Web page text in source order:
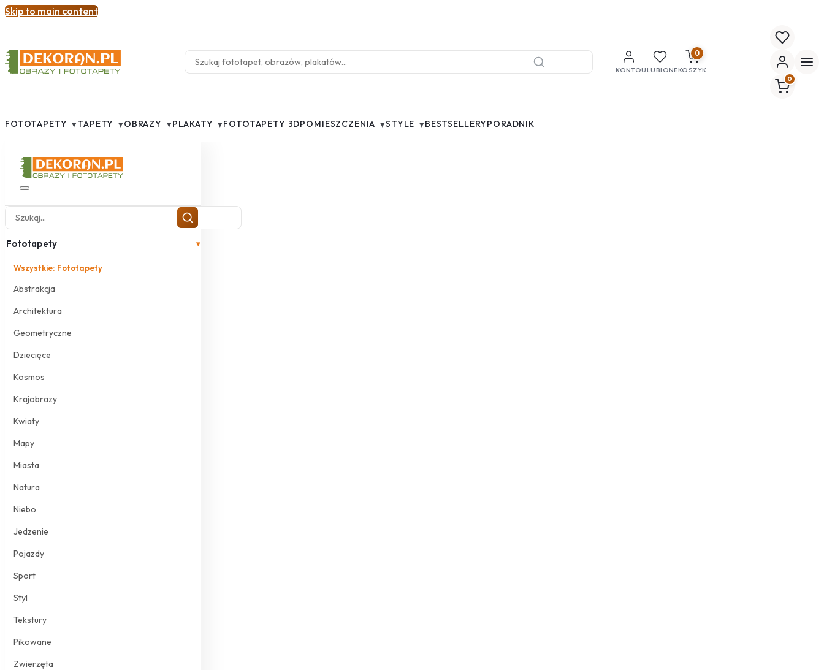
Skip to main content
KONTOULUBIONE
0
KOSZYK
0
FOTOTAPETY ▾TAPETY ▾OBRAZY ▾PLAKATY ▾FOTOTAPETY 3DPOMIESZCZENIA ▾STYLE ▾BESTSELLERYPORADNIK
Fototapety ▾
Wszystkie: Fototapety
Abstrakcja
Architektura
Geometryczne
Dziecięce
Kosmos
Krajobrazy
Kwiaty
Mapy
Miasta
Natura
Niebo
Jedzenie
Pojazdy
Sport
Styl
Tekstury
Pikowane
Zwierzęta